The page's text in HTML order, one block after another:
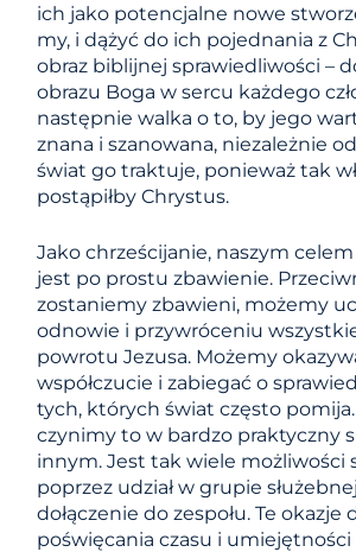
ich jako potencjalne nowe
my, i dążyć do ich pojednania z
obraz biblijnej sprawiedliwości –
obrazu Boga w sercu każdego
następnie walka o to, by jego
znana i szanowana, niezależnie
świat go traktuje, ponieważ tak
postąpiłby Chrystus.
Jako chrześcijanie, naszym
jest po prostu zbawienie.
zostaniemy zbawieni, możemy
odnowie i przywróceniu
powrotu Jezusa. Możemy
współczucie i zabiegać o
tych, których świat często pomija.
czynimy to w bardzo praktyczny
innym. Jest tak wiele możliwości
poprzez udział w grupie
dołączenie do zespołu. Te okazje
poświęcania czasu i umiejętności